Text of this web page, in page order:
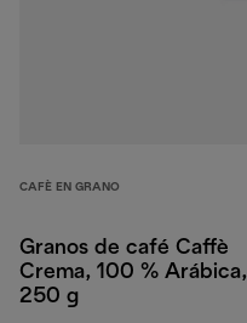
CAFÈ EN GRANO
Granos de café Caffè
Crema, 100 % Arábica,
250 g